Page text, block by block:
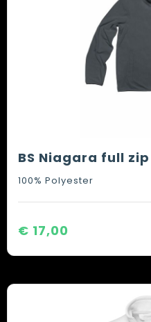
100% Polyester
€ 17,00